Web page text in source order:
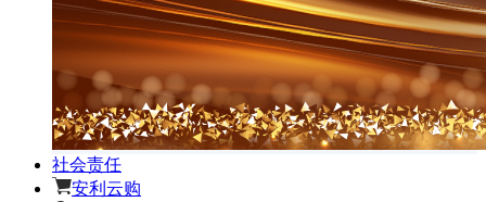
社会责任
安利云购